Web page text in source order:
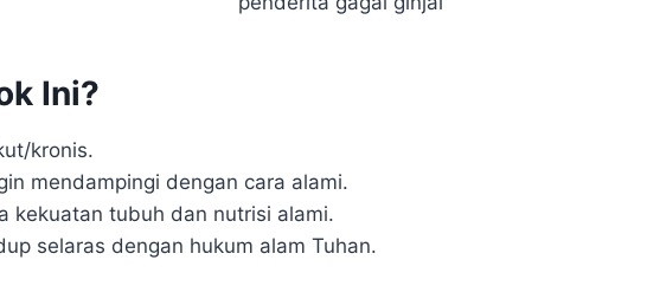
Ini?
kronis.
mendampingi dengan cara alami.
kekuatan tubuh dan nutrisi alami.
selaras dengan hukum alam Tuhan.